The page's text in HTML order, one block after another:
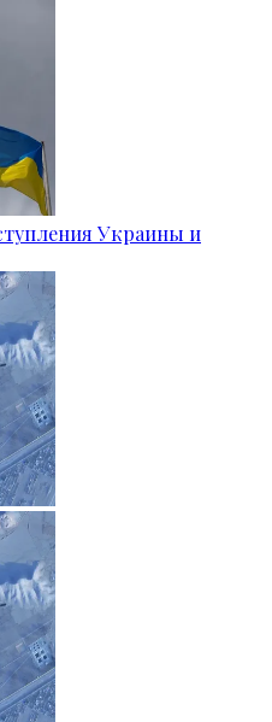
Украины и